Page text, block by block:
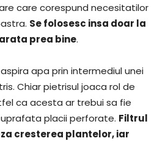
care corespund necesitatilor
Se folosesc insa doar la
prea bine.
apa prin intermediul unei
Chiar pietrisul joaca rol de
ca acesta ar trebui sa fie
placii perforate. Filtrul
cresterea plantelor, iar